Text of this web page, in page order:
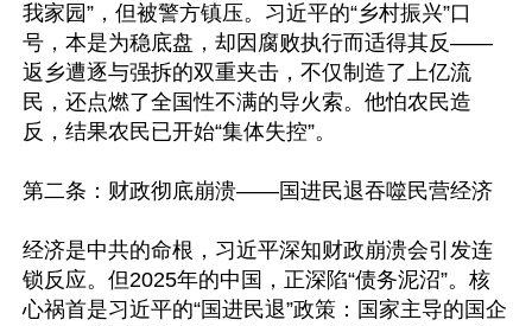
我家园”，但被警方镇压。习近平的“乡村振兴”口
号，本是为稳底盘，却因腐败执行而适得其反——
返乡遭逐与强拆的双重夹击，不仅制造了上亿流
民，还点燃了全国性不满的导火索。他怕农民造
反，结果农民已开始“集体失控”。
第二条：财政彻底崩溃——国进民退吞噬民营经济
经济是中共的命根，习近平深知财政崩溃会引发连
锁反应。但2025年的中国，正深陷“债务泥沼”。核
心祸首是习近平的“国进民退”政策：国家主导的国企